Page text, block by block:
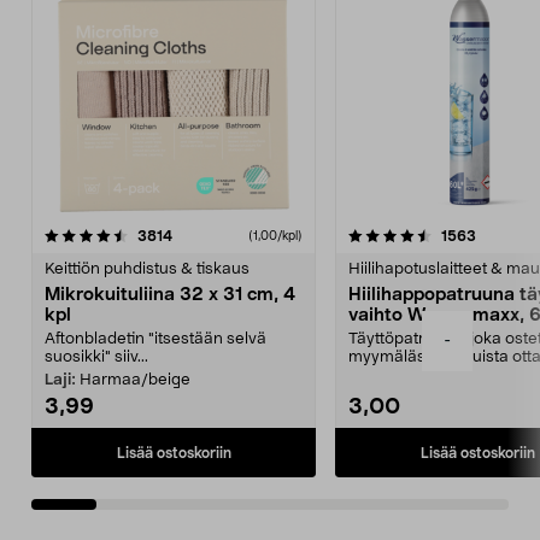
-
3814arvostelut (1,00/kpl)
Keittiön puhdistus & tiskaus
Mikrokuituliina 32 x 31 cm, 4
kpl
Aftonbladetin "itsestään selvä
suosikki" siiv...
Laji: Harmaa/beige
3,99
Lisää ostoskoriin
4.5viidestä
1563
Hiilihapotuslaitteet &
Hiilihappopatruuna
vaihto Wassermaxx,
Täyttöpatruuna, joka
myymälästä – muista
3,00
Lisää ostoskoriin
4.5viidestä